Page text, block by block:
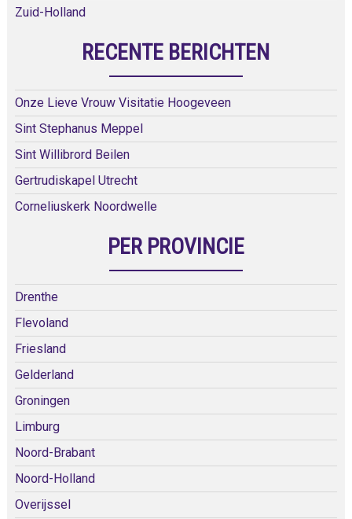
Zuid-Holland
RECENTE BERICHTEN
Onze Lieve Vrouw Visitatie Hoogeveen
Sint Stephanus Meppel
Sint Willibrord Beilen
Gertrudiskapel Utrecht
Corneliuskerk Noordwelle
PER PROVINCIE
Drenthe
Flevoland
Friesland
Gelderland
Groningen
Limburg
Noord-Brabant
Noord-Holland
Overijssel